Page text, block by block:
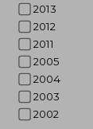
2013
2012
2011
2005
2004
2003
2002